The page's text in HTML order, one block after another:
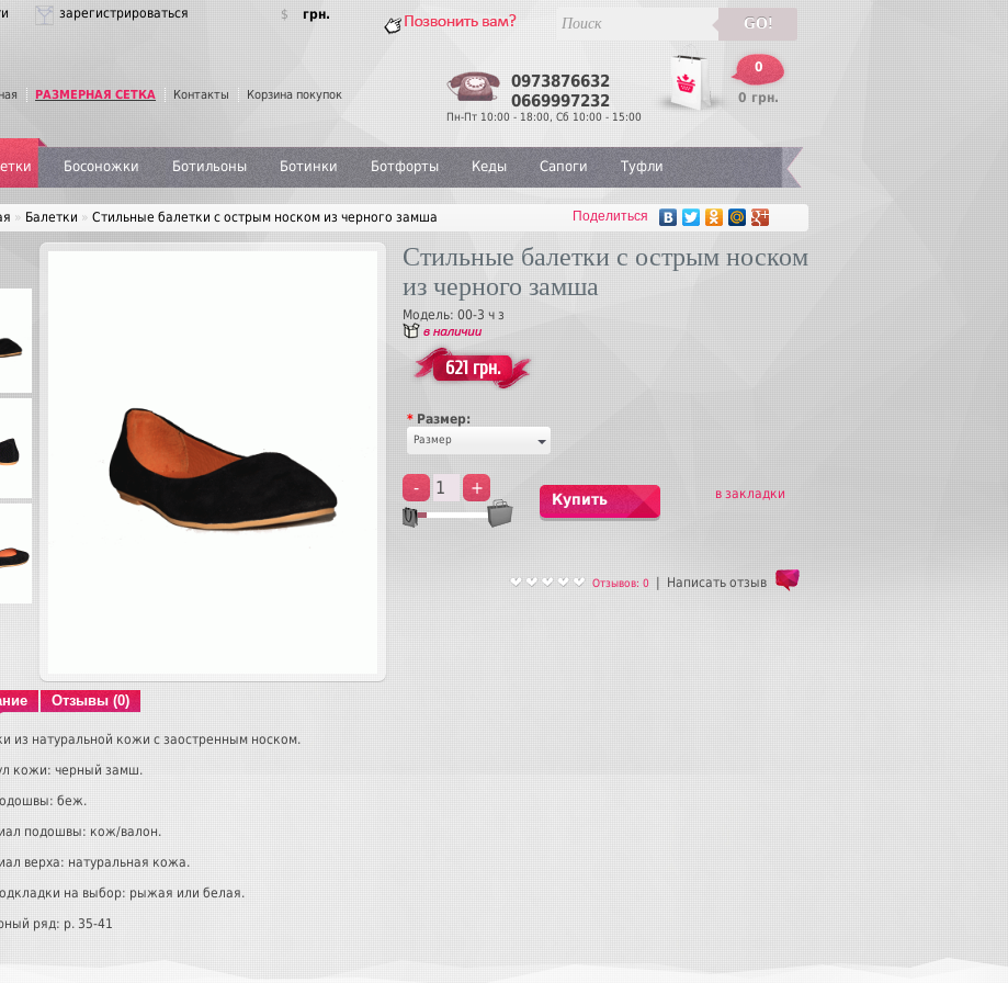
$ грн.
Перезвонить
0
0 грн.
GO!
зарегистрироваться
0973876632
0669997232
Пн-Пт 10:00 - 18:00, Сб 10:00 - 15:00
РАЗМЕРНАЯ СЕТКА Контакты Корзина покупок
Босоножки Ботильоны Ботинки Ботфорты Кеды Сапоги Туфли
» Балетки » Стильные балетки с острым носком из черного замша Поделиться
Стильные балетки с острым носком
из черного замша
Модель: 00-3 ч з
621 грн.
* Размер:
Размер
в закладки
- +
Купить
Отзывов: 0 Написать отзыв
Отзывы (0)
из натуральной кожи с заостренным носком.
кожи: черный замш.
беж.
подошвы: кож/валон.
верха: натуральная кожа.
на выбор: рыжая или белая.
ряд: р. 35-41